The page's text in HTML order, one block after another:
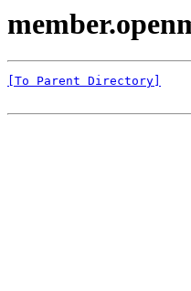
[To Parent Directory]